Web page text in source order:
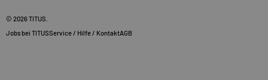
© 2026TITUS
Jobs bei TITUSService / Hilfe / KontaktAGB